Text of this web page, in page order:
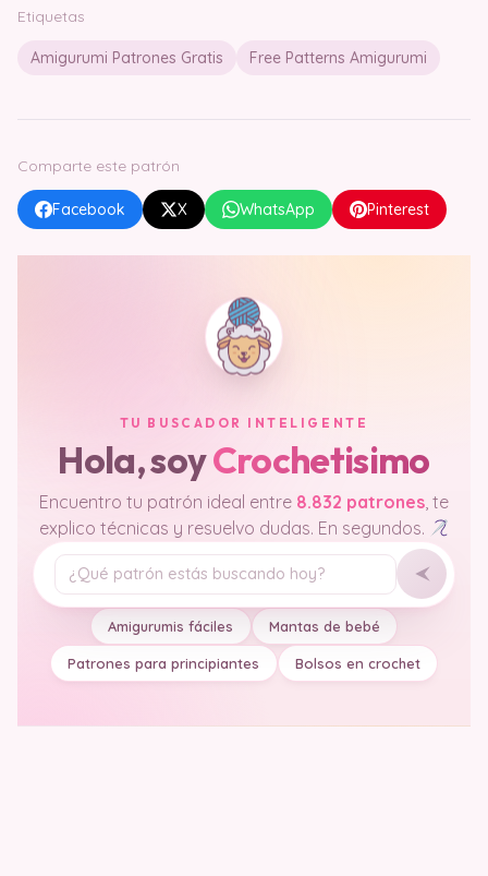
Etiquetas
Amigurumi Patrones Gratis Free Patterns Amigurumi
Comparte este patrón
Facebook X WhatsApp Pinterest
TU BUSCADOR INTELIGENTE
Hola, soyCrochetisimo
Encuentro tu patrón ideal entre 8.832 patrones, te
explico técnicas y resuelvo dudas. En segundos.
Tu pregunta
Amigurumis fáciles Mantas de bebé
Patrones para principiantes Bolsos en crochet